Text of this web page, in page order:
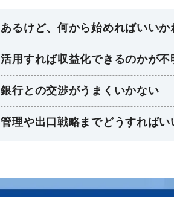
るけど、何から始めればいいか
用すれば収益化できるのかが不
行との交渉がうまくいかない
理や出口戦略までどうすればい